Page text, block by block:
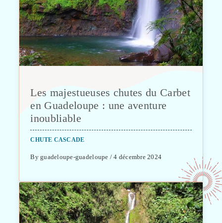
Les majestueuses chutes du Carbet
en Guadeloupe : une aventure
inoubliable
CHUTE CASCADE
By guadeloupe-guadeloupe / 4 décembre 2024